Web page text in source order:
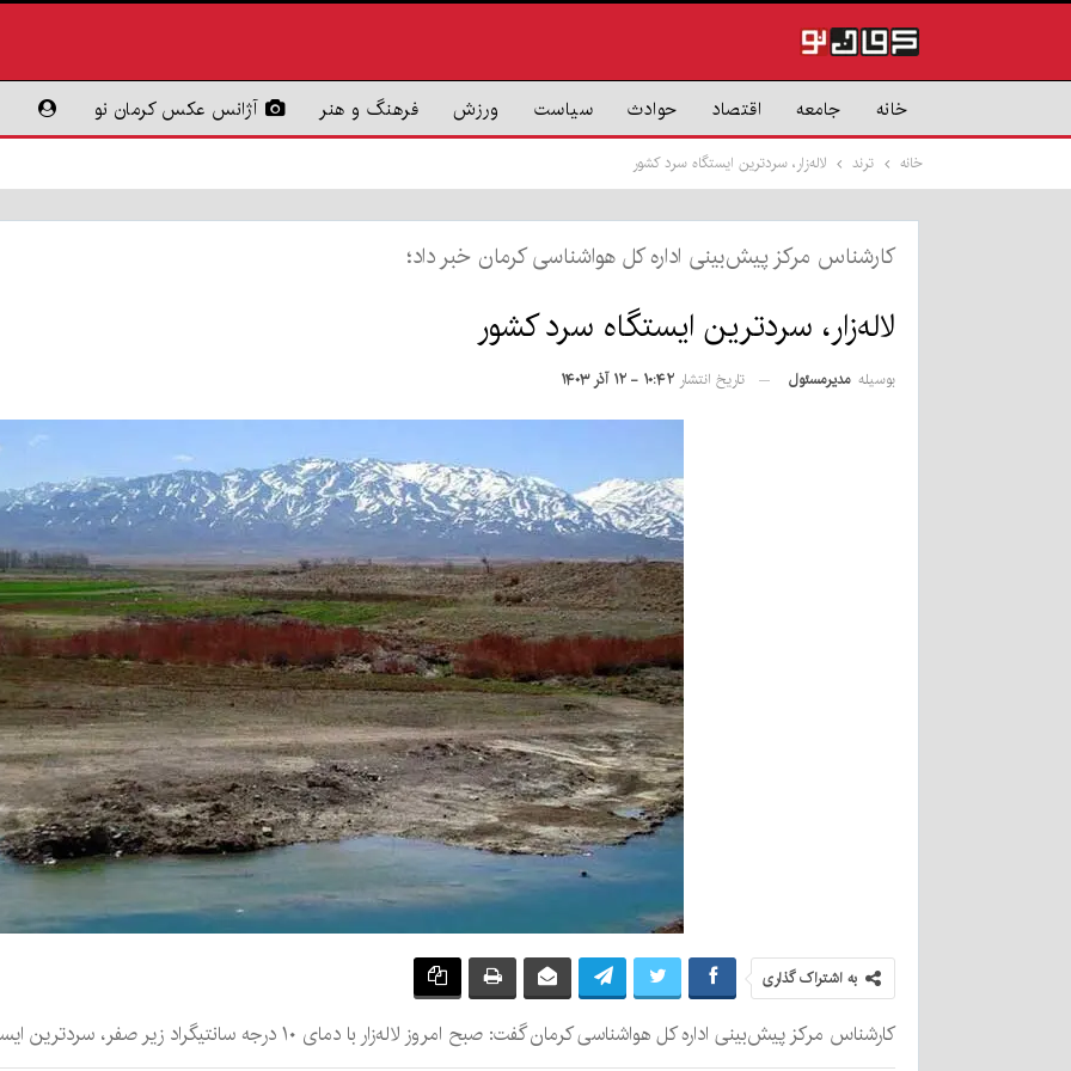
خانه جامعه اقتصاد حوادث سیاست ورزش فرهنگ و هنر آژانس عکس کرمان نو
خانه ترند لاله‌زار، سردترین ایستگاه سرد کشور
کارشناس مرکز پیش‌بینی اداره کل هواشناسی کرمان خبر داد؛
لاله‌زار، سردترین ایستگاه سرد کشور
بوسیله مدیرمسئول تاریخ انتشار ۱۰:۴۲ - ۱۲ آذر ۱۴۰۳
به اشتراک گذاری
کارشناس مرکز پیش‌بینی اداره کل هواشناسی کرمان گفت: صبح امروز لاله‌زار با دمای ۱۰ درجه سانتیگراد زیر صفر، سردترین ایستگاه سرد کشور بود.